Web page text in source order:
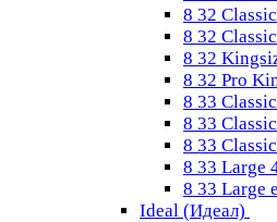
8 32
8 32
8 32
8 32 Pro
8 33
8 33
8 33
8 33 Large
8 33 Large
Ideal (Идеал)